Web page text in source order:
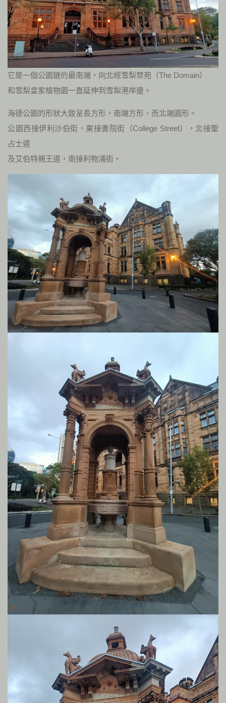
它是一個公園鏈的最南端，向北經雪梨禁苑（The Domain）
和雪梨皇家植物園一直延伸到雪梨港岸邊。
海德公園的形狀大致呈長方形，南端方形，而北端圓形。
公園西接伊利沙伯街，東接書院街（College Street），北接聖
占士道
及艾伯特親王道，南接利物浦街。